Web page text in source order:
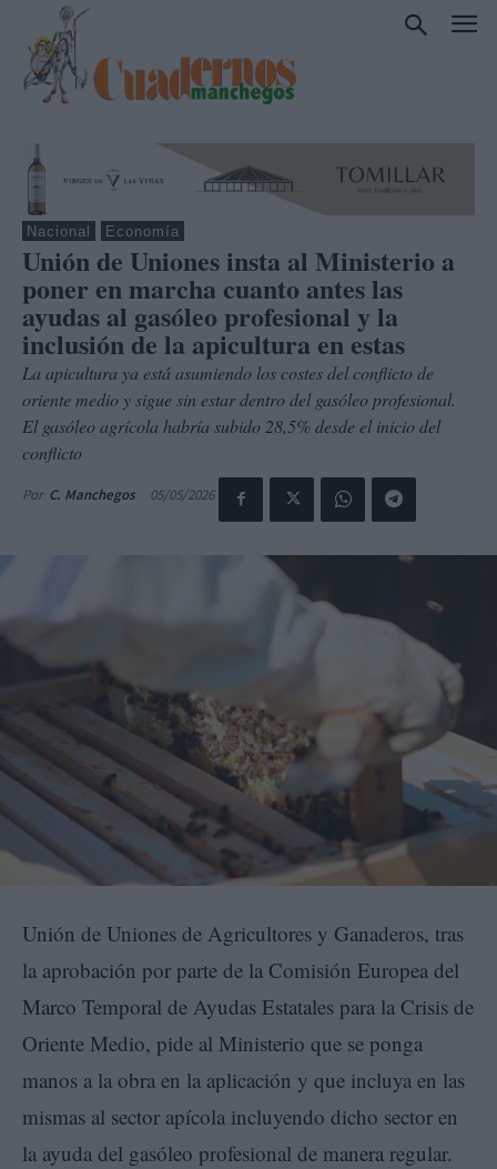
Nacional Economía
Unión de Uniones insta al Ministerio a
poner en marcha cuanto antes las
ayudas al gasóleo profesional y la
inclusión de la apicultura en estas
La apicultura ya está asumiendo los costes del conflicto de
oriente medio y sigue sin estar dentro del gasóleo profesional.
El gasóleo agrícola habría subido 28,5% desde el inicio del
conflicto
Por C. Manchegos 05/05/2026
Unión de Uniones de Agricultores y Ganaderos, tras
la aprobación por parte de la Comisión Europea del
Marco Temporal de Ayudas Estatales para la Crisis de
Oriente Medio, pide al Ministerio que se ponga
manos a la obra en la aplicación y que incluya en las
mismas al sector apícola incluyendo dicho sector en
la ayuda del gasóleo profesional de manera regular.